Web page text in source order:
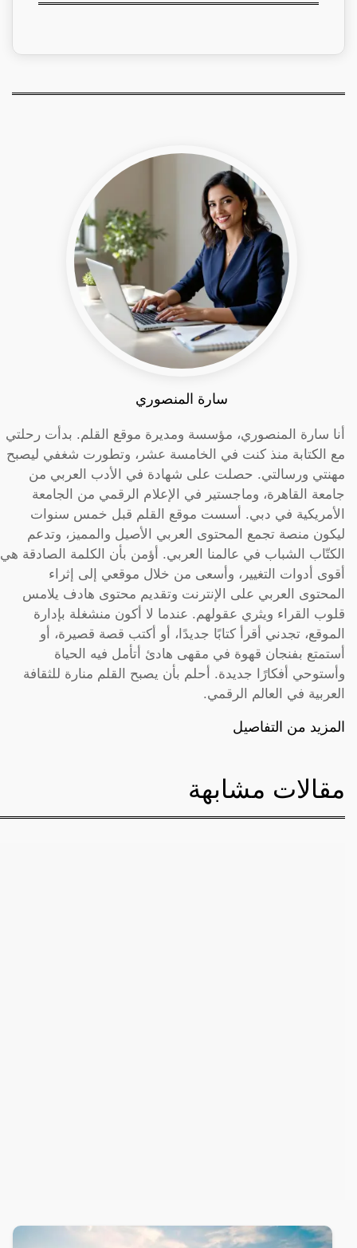
سارة المنصوري
أنا سارة المنصوري، مؤسسة ومديرة موقع القلم. بدأت رحلتي
مع الكتابة منذ كنت في الخامسة عشر، وتطورت شغفي ليصبح
مهنتي ورسالتي. حصلت على شهادة في الأدب العربي من
جامعة القاهرة، وماجستير في الإعلام الرقمي من الجامعة
الأمريكية في دبي. أسست موقع القلم قبل خمس سنوات
ليكون منصة تجمع المحتوى العربي الأصيل والمميز، وتدعم
الكتّاب الشباب في عالمنا العربي. أؤمن بأن الكلمة الصادقة هي
أقوى أدوات التغيير، وأسعى من خلال موقعي إلى إثراء
المحتوى العربي على الإنترنت وتقديم محتوى هادف يلامس
قلوب القراء ويثري عقولهم. عندما لا أكون منشغلة بإدارة
الموقع، تجدني أقرأ كتابًا جديدًا، أو أكتب قصة قصيرة، أو
أستمتع بفنجان قهوة في مقهى هادئ أتأمل فيه الحياة
وأستوحي أفكارًا جديدة. أحلم بأن يصبح القلم منارة للثقافة
العربية في العالم الرقمي.
المزيد من التفاصيل
مقالات مشابهة